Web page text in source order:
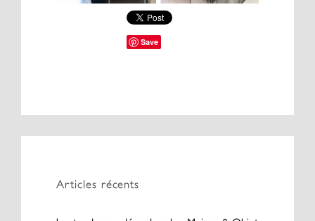
Save
Articles récents